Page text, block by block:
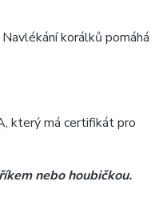
korálků pomáhá
který má certifikát pro
nebo houbičkou.